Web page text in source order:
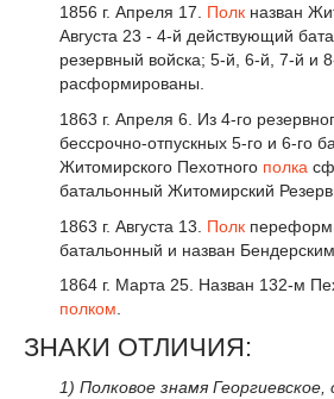
1856 г. Апреля 17. Полк назван
Августа 23 - 4-й действующий
резервный войска; 5-й, 6-й, 7-й и
расформированы.
1863 г. Апреля 6. Из 4-го
бессрочно-отпускных 5-го и 6-го
Житомирского Пехотного полка
батальонный Житомирский
1863 г. Августа 13. Полк
батальонный и назван
1864 г. Марта 25. Назван 132-м
полком.
ЗНАКИ ОТЛИЧИЯ:
1) Полковое знамя Георгиевское,